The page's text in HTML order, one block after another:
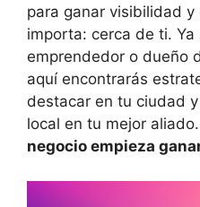
para ganar visibilidad
importa: cerca de ti.
emprendedor o dueño
aquí encontrarás
destacar en tu ciudad
local en tu mejor aliado.
negocio empieza